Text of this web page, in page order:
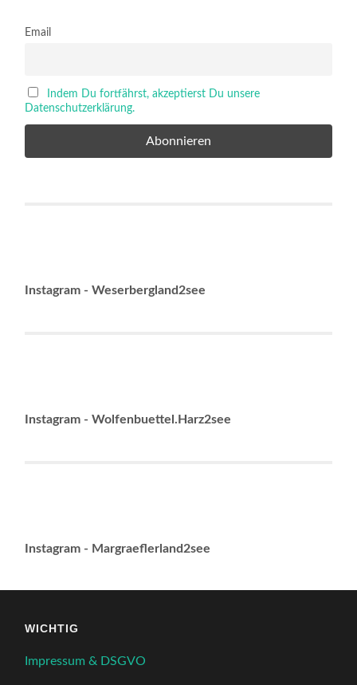
Email
Indem Du fortfährst, akzeptierst Du unsere
Datenschutzerklärung.
Instagram - Weserbergland2see
Instagram - Wolfenbuettel.Harz2see
Instagram - Margraeflerland2see
WICHTIG
Impressum & DSGVO